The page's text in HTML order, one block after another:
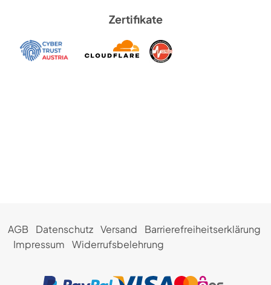
Zertifikate
AGB Datenschutz Versand
Barrierefreiheitserklärung
Impressum
Widerrufsbelehrung